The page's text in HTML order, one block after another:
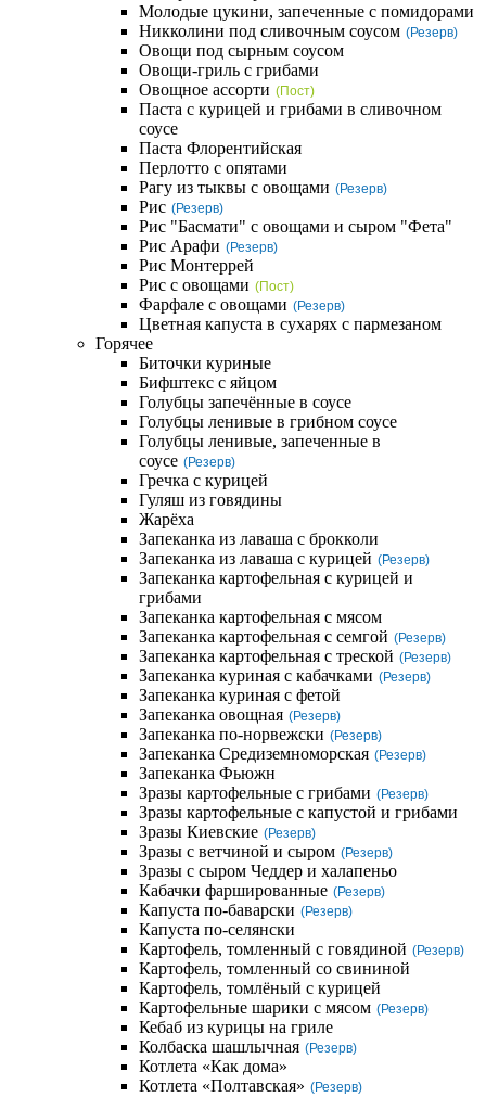
Молодые цукини, запеченные с помидорами
Никколини под сливочным соусом (Резерв)
Овощи под сырным соусом
Овощи-гриль с грибами
Овощное ассорти (Пост)
Паста с курицей и грибами в сливочном
соусе
Паста Флорентийская
Перлотто с опятами
Рагу из тыквы с овощами (Резерв)
Рис (Резерв)
Рис "Басмати" с овощами и сыром "Фета"
Рис Арафи (Резерв)
Рис Монтеррей
Рис с овощами (Пост)
Фарфале с овощами (Резерв)
Цветная капуста в сухарях с пармезаном
Горячее
Биточки куриные
Бифштекс с яйцом
Голубцы запечённые в соусе
Голубцы ленивые в грибном соусе
Голубцы ленивые, запеченные в
соусе (Резерв)
Гречка с курицей
Гуляш из говядины
Жарёха
Запеканка из лаваша с брокколи
Запеканка из лаваша с курицей (Резерв)
Запеканка картофельная с курицей и
грибами
Запеканка картофельная с мясом
Запеканка картофельная с семгой (Резерв)
Запеканка картофельная с треской (Резерв)
Запеканка куриная с кабачками (Резерв)
Запеканка куриная с фетой
Запеканка овощная (Резерв)
Запеканка по-норвежски (Резерв)
Запеканка Средиземноморская (Резерв)
Запеканка Фьюжн
Зразы картофельные с грибами (Резерв)
Зразы картофельные с капустой и грибами
Зразы Киевские (Резерв)
Зразы с ветчиной и сыром (Резерв)
Зразы с сыром Чеддер и халапеньо
Кабачки фаршированные (Резерв)
Капуста по-баварски (Резерв)
Капуста по-селянски
Картофель, томленный с говядиной (Резерв)
Картофель, томленный со свининой
Картофель, томлёный с курицей
Картофельные шарики с мясом (Резерв)
Кебаб из курицы на гриле
Колбаска шашлычная (Резерв)
Котлета «Как дома»
Котлета «Полтавская» (Резерв)